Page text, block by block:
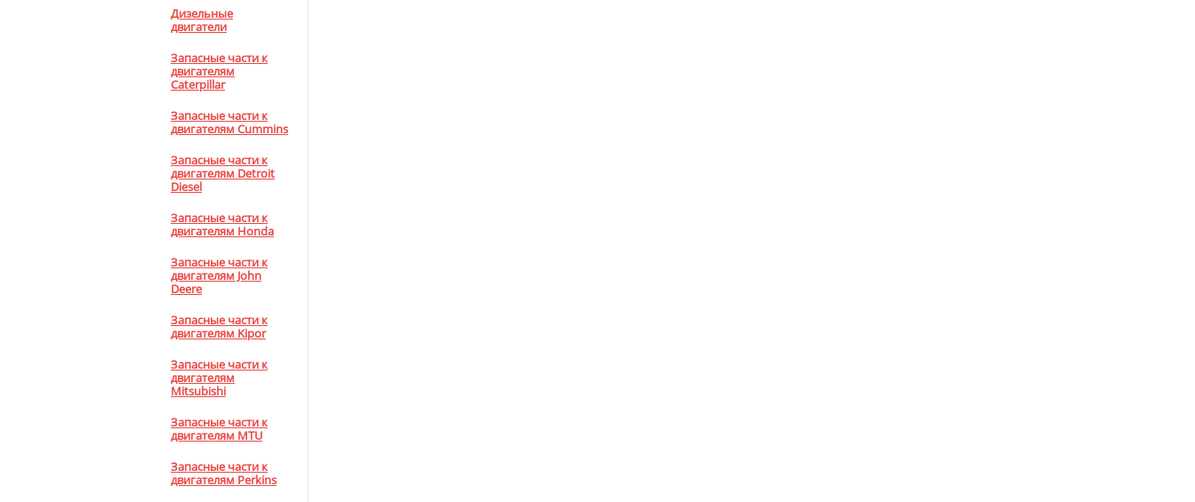
Дизельные
двигатели
Запасные части к
двигателям
Caterpillar
Запасные части к
двигателям Cummins
Запасные части к
двигателям Detroit
Diesel
Запасные части к
двигателям Honda
Запасные части к
двигателям John
Deere
Запасные части к
двигателям Kipor
Запасные части к
двигателям
Mitsubishi
Запасные части к
двигателям MTU
Запасные части к
двигателям Perkins